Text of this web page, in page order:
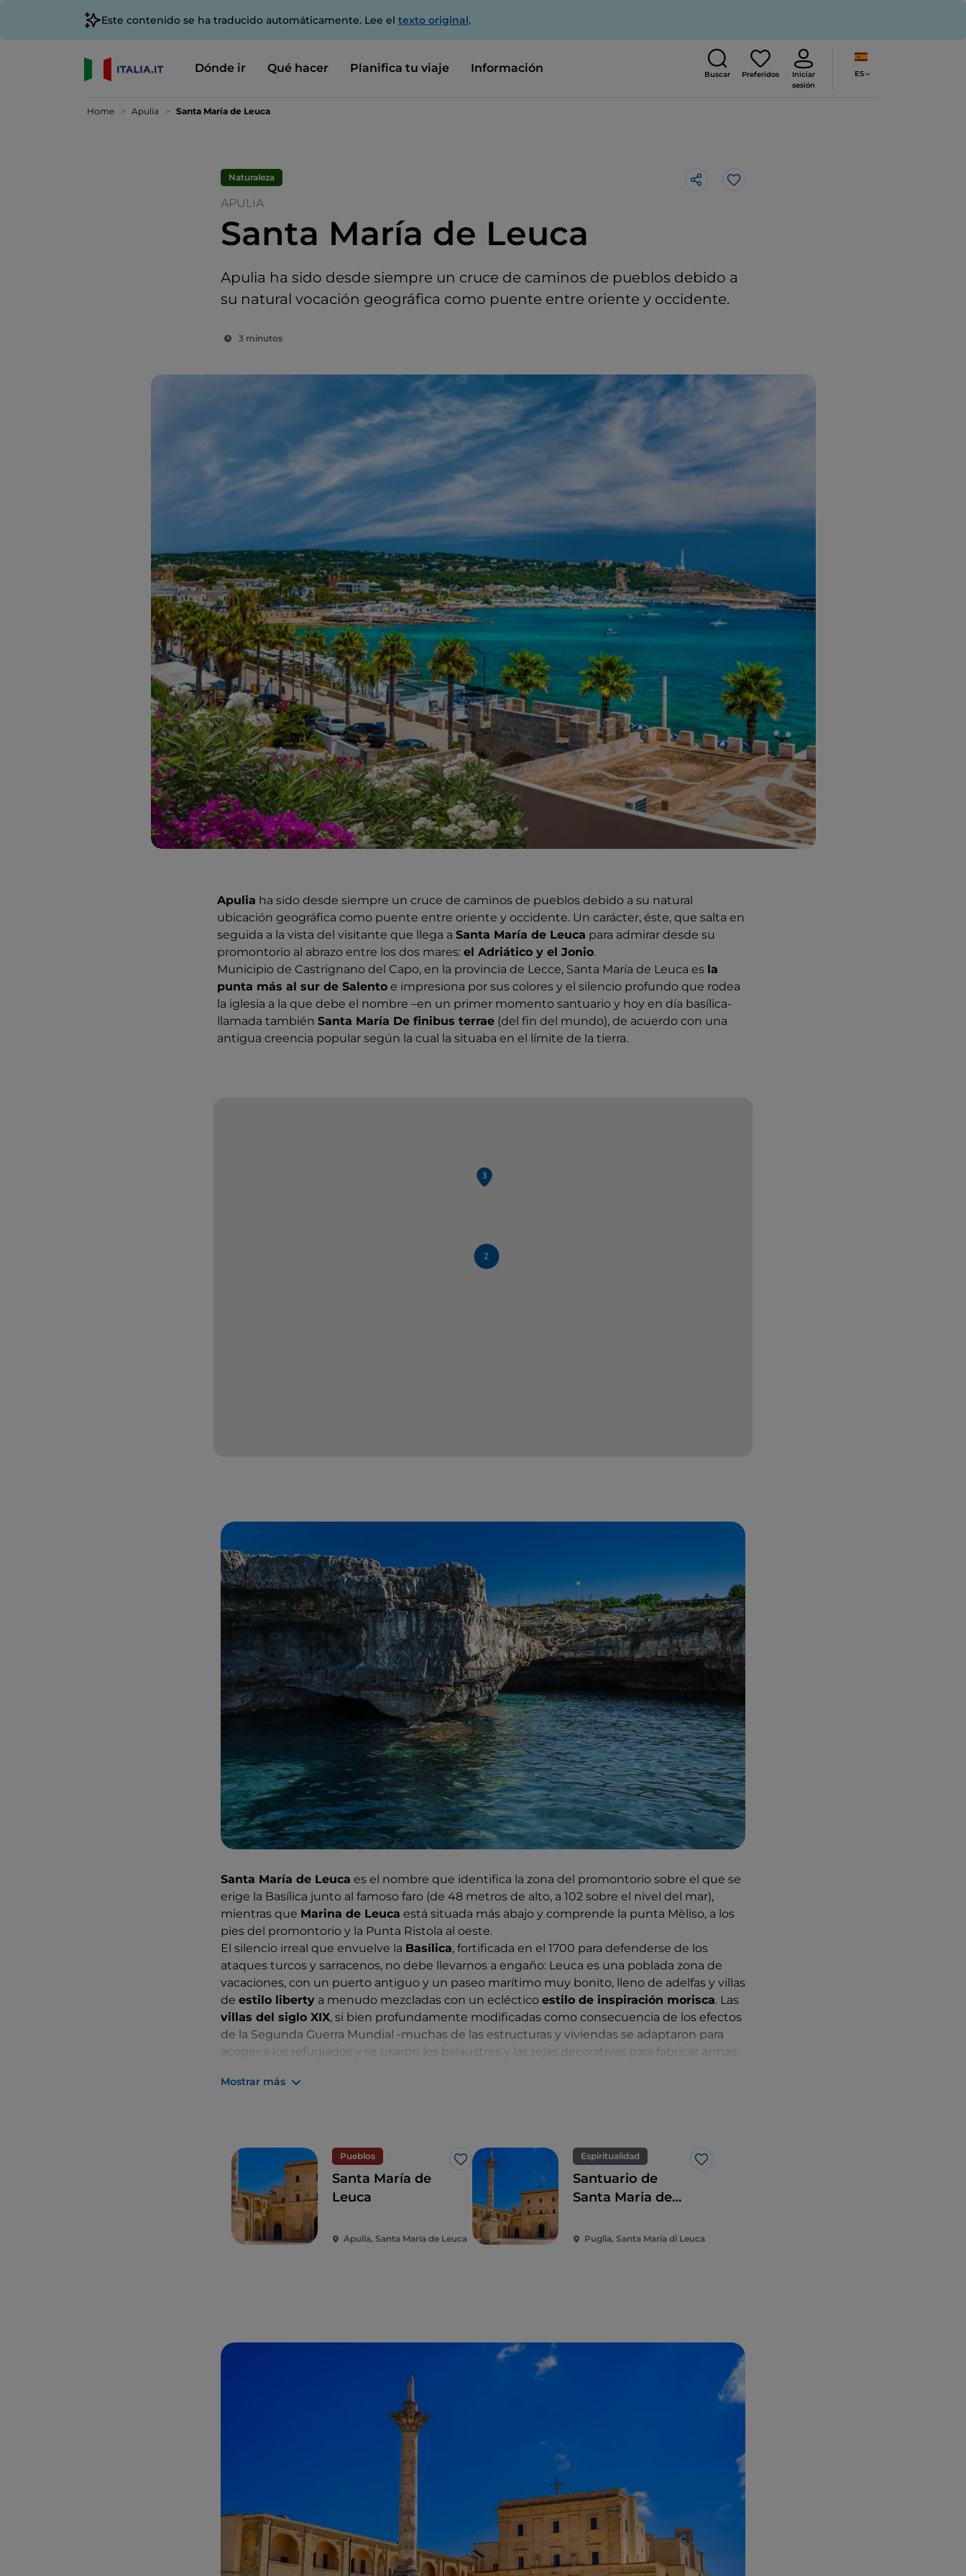
Este contenido se ha traducido automáticamente. Lee el texto original.
Dónde ir Qué hacer Planifica tu viaje Información Buscar Preferidos
Iniciar
sesión
ES
Home Apulia Santa María de Leuca
Naturaleza
APULIA
Santa María de Leuca
Apulia ha sido desde siempre un cruce de caminos de pueblos debido a
su natural vocación geográfica como puente entre oriente y occidente.
3 minutos
Me gusta
Apulia ha sido desde siempre un cruce de caminos de pueblos debido a su natural
ubicación geográfica como puente entre oriente y occidente. Un carácter, éste, que salta en
seguida a la vista del visitante que llega a Santa María de Leuca para admirar desde su
promontorio al abrazo entre los dos mares: el Adriático y el Jonio.
Municipio de Castrignano del Capo, en la provincia de Lecce, Santa María de Leuca es la
punta más al sur de Salento e impresiona por sus colores y el silencio profundo que rodea
la iglesia a la que debe el nombre –en un primer momento santuario y hoy en día basílica-
llamada también Santa María De finibus terrae (del fin del mundo), de acuerdo con una
antigua creencia popular según la cual la situaba en el límite de la tierra.
2
Santa María de Leuca es el nombre que identifica la zona del promontorio sobre el que se
erige la Basílica junto al famoso faro (de 48 metros de alto, a 102 sobre el nivel del mar),
mientras que Marina de Leuca está situada más abajo y comprende la punta Mèliso, a los
pies del promontorio y la Punta Ristola al oeste.
El silencio irreal que envuelve la Basílica, fortificada en el 1700 para defenderse de los
ataques turcos y sarracenos, no debe llevarnos a engaño: Leuca es una poblada zona de
vacaciones, con un puerto antiguo y un paseo marítimo muy bonito, lleno de adelfas y villas
de estilo liberty a menudo mezcladas con un ecléctico estilo de inspiración morisca. Las
villas del siglo XIX, si bien profundamente modificadas como consecuencia de los efectos
de la Segunda Guerra Mundial -muchas de las estructuras y viviendas se adaptaron para
acoger a los refugiados y se usaron los balaustres y las rejas decorativas para fabricar armas-
durante el mes de mayo.
Mostrar más
Pueblos
Me gusta
Santa María de
Leuca
Apulia, Santa María de Leuca
Espiritualidad
Me gusta
Santuario de
Santa Maria de
Puglia, Santa Maria di Leuca